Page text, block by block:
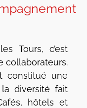
Tours, c’est
collaborateurs.
constitué une
diversité fait
hôtels et